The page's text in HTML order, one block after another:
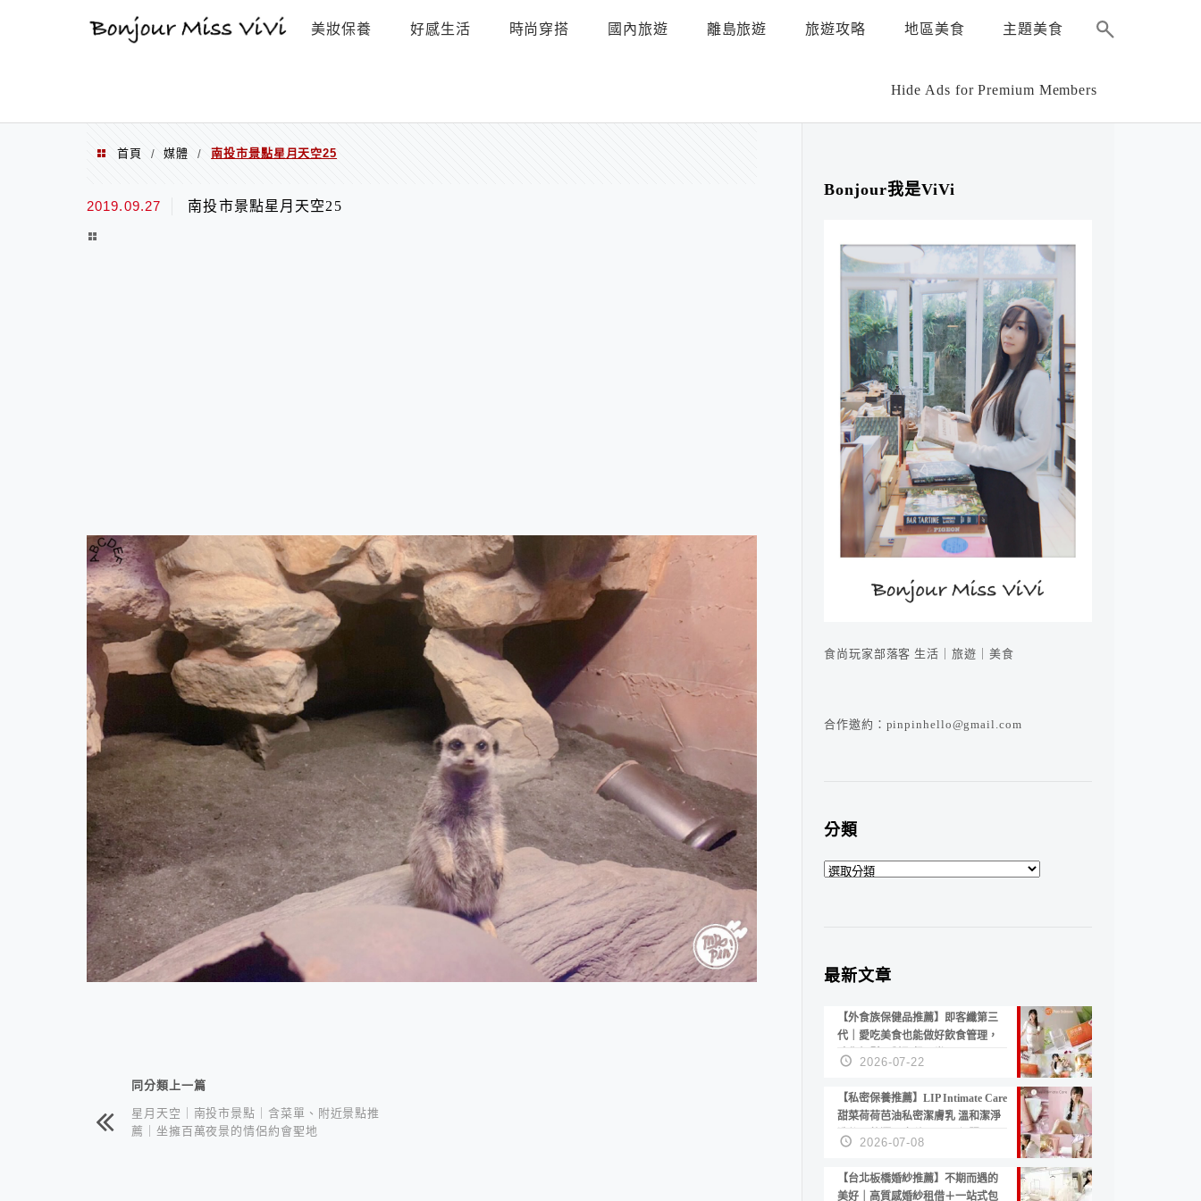
美妝保養 好感生活 時尚穿搭 國內旅遊 離島旅遊 旅遊攻略 地區美食 主題美食
Hide Ads for Premium Members
首頁 / 媒體 / 南投市景點星月天空25
2019.09.27 南投市景點星月天空25
相連文章同分類上一篇
星月天空｜南投市景點｜含菜單、附近景點推
薦｜坐擁百萬夜景的情侶約會聖地
Bonjour我是ViVi
食尚玩家部落客 生活｜旅遊｜美食
合作邀約：pinpinhello@gmail.com
分類
分
最新文章
【外食族保健品推薦】即客纖第三
代｜愛吃美食也能做好飲食管理，
陪你輕鬆面對聚餐日常！
2026-07-22
【私密保養推薦】LIP Intimate Care
甜菜荷荷芭油私密潔膚乳 溫和潔淨
洗後不乾澀 不起泡反而更舒服！
2026-07-08
【台北板橋婚紗推薦】不期而遇的
美好｜高質感婚紗租借＋一站式包